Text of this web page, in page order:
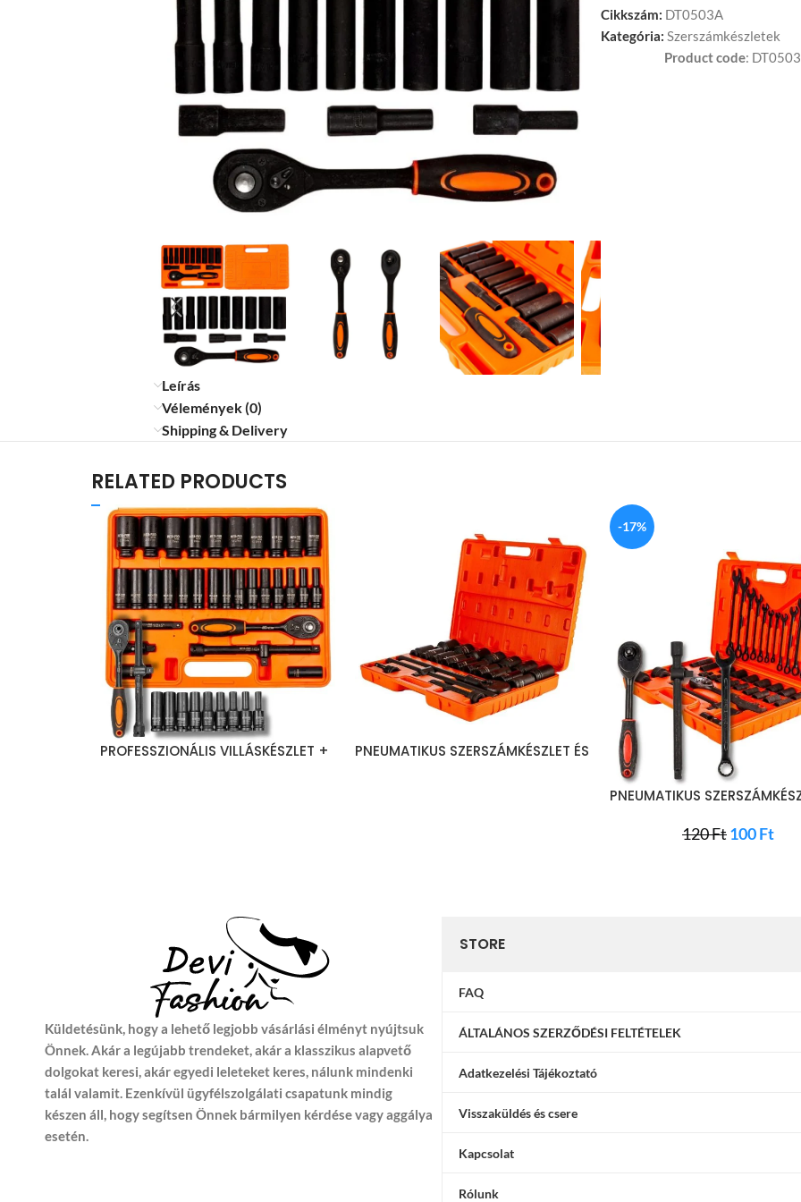
Cikkszám: DT0503A
Kategória: Szerszámkészletek
Product code:
Leírás
Vélemények (0)
Shipping & Delivery
RELATED PRODUCTS
PROFESSZIONÁLIS VILLÁSKÉSZLET +
PNEUMATIKUS SZERSZÁMKÉSZLET ÉS
-17%
PNEUMATIKUS
120Ft100Ft
Küldetésünk, hogy a lehető legjobb vásárlási élményt nyújtsuk
Önnek. Akár a legújabb trendeket, akár a klasszikus alapvető
dolgokat keresi, akár egyedi leleteket keres, nálunk mindenki
talál valamit. Ezenkívül ügyfélszolgálati csapatunk mindig
készen áll, hogy segítsen Önnek bármilyen kérdése vagy aggálya
esetén.
STORE
FAQ
ÁLTALÁNOS SZERZŐDÉSI FELTÉTELEK
Adatkezelési Tájékoztató
Visszaküldés és csere
Kapcsolat
Rólunk